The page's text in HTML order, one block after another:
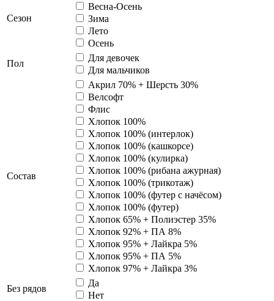
Сезон
Весна-Осень
Зима
Лето
Осень
Пол
Для девочек
Для мальчиков
Состав
Акрил 70% + Шерсть 30%
Велсофт
Флис
Хлопок 100%
Хлопок 100% (интерлок)
Хлопок 100% (кашкорсе)
Хлопок 100% (кулирка)
Хлопок 100% (рибана ажурная)
Хлопок 100% (трикотаж)
Хлопок 100% (футер с начёсом)
Хлопок 100% (футер)
Хлопок 65% + Полиэстер 35%
Хлопок 92% + ПА 8%
Хлопок 95% + Лайкра 5%
Хлопок 95% + ПА 5%
Хлопок 97% + Лайкра 3%
Без рядов
Да
Нет